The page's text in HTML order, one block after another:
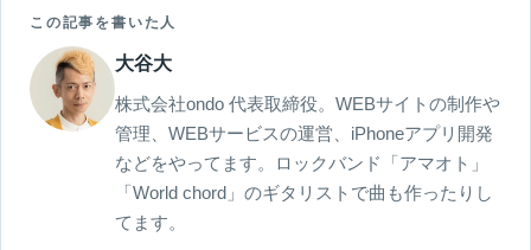
この記事を書いた人
大谷大
株式会社ondo 代表取締役。WEBサイトの制作や
管理、WEBサービスの運営、iPhoneアプリ開発
などをやってます。ロックバンド「アマオト」
「World chord」のギタリストで曲も作ったりし
てます。